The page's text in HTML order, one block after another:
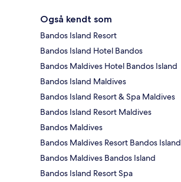
Også kendt som
Bandos Island Resort
Bandos Island Hotel Bandos
Bandos Maldives Hotel Bandos Island
Bandos Island Maldives
Bandos Island Resort & Spa Maldives
Bandos Island Resort Maldives
Bandos Maldives
Bandos Maldives Resort Bandos Island
Bandos Maldives Bandos Island
Bandos Island Resort Spa